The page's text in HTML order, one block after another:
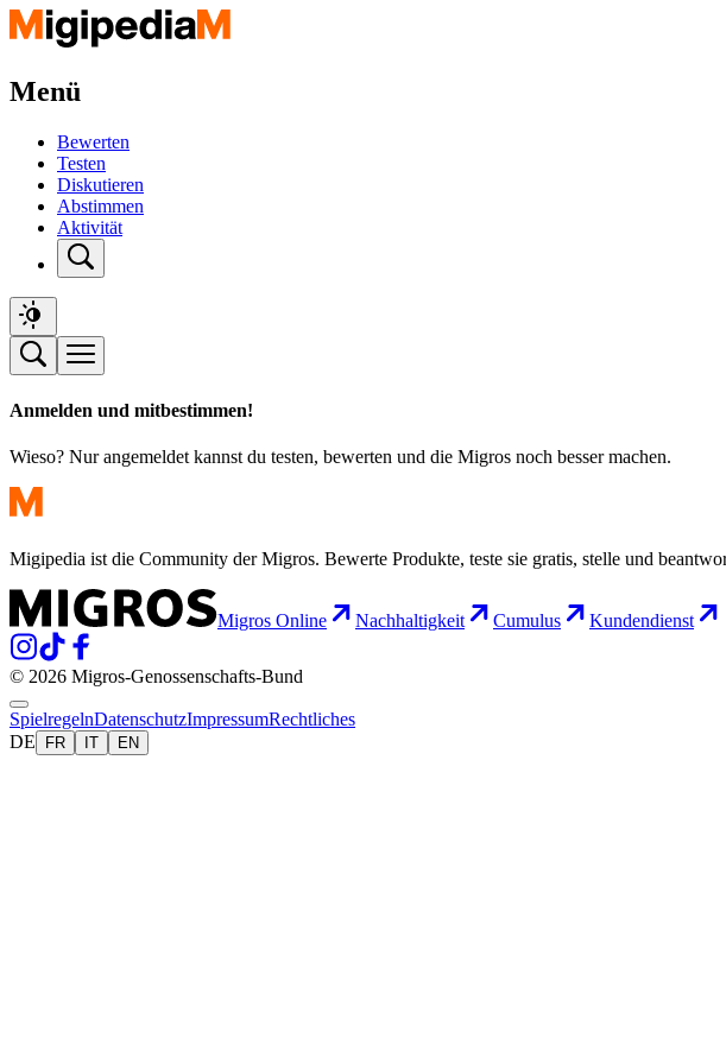
Menü
Bewerten
Testen
Diskutieren
Abstimmen
Aktivität
Anmelden und mitbestimmen!
Wieso? Nur angemeldet kannst du testen, bewerten und die Migros noch besser machen.
Migipedia ist die Community der Migros. Bewerte Produkte, teste sie gratis, stelle und
Migros Online Nachhaltigkeit Cumulus Kundendienst
© 2026 Migros-Genossenschafts-Bund
SpielregelnDatenschutzImpressumRechtliches
DE
FR IT EN